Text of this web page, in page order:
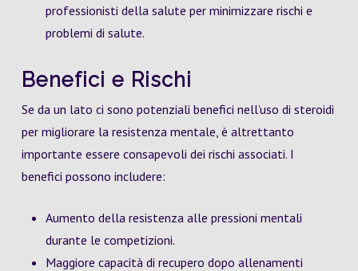
professionisti della salute per minimizzare rischi e
problemi di salute.
Benefici e Rischi
Se da un lato ci sono potenziali benefici nell’uso di steroidi
per migliorare la resistenza mentale, è altrettanto
importante essere consapevoli dei rischi associati. I
benefici possono includere:
Aumento della resistenza alle pressioni mentali
durante le competizioni.
Maggiore capacità di recupero dopo allenamenti